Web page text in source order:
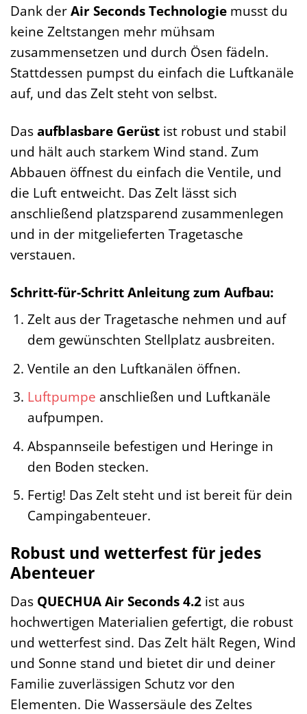
Dank derAir Seconds Technologie musst du
keine Zeltstangen mehr mühsam
zusammensetzen und durch Ösen fädeln.
Stattdessen pumpst du einfach die Luftkanäle
auf, und das Zelt steht von selbst.
Dasaufblasbare Gerüst ist robust und stabil
und hält auch starkem Wind stand. Zum
Abbauen öffnest du einfach die Ventile, und
die Luft entweicht. Das Zelt lässt sich
anschließend platzsparend zusammenlegen
und in der mitgelieferten Tragetasche
verstauen.
Schritt-für-Schritt Anleitung zum Aufbau:
Zelt aus der Tragetasche nehmen und auf
dem gewünschten Stellplatz ausbreiten.
Ventile an den Luftkanälen öffnen.
Luftpumpe anschließen und Luftkanäle
aufpumpen.
Abspannseile befestigen und Heringe in
den Boden stecken.
Fertig! Das Zelt steht und ist bereit für dein
Campingabenteuer.
Robust und wetterfest für jedes
Abenteuer
Das QUECHUA Air Seconds 4.2 ist aus
hochwertigen Materialien gefertigt, die robust
und wetterfest sind. Das Zelt hält Regen, Wind
und Sonne stand und bietet dir und deiner
Familie zuverlässigen Schutz vor den
Elementen. Die Wassersäule des Zeltes